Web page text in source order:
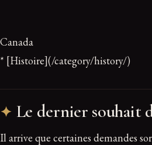
Canada
* [Histoire](/category/history/)
Le dernier souhait
Il arrive que certaines demandes